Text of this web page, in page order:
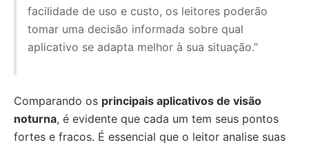
facilidade de uso e custo, os leitores poderão
tomar uma decisão informada sobre qual
aplicativo se adapta melhor à sua situação.”
Comparando os principais aplicativos de visão
noturna, é evidente que cada um tem seus pontos
fortes e fracos. É essencial que o leitor analise suas